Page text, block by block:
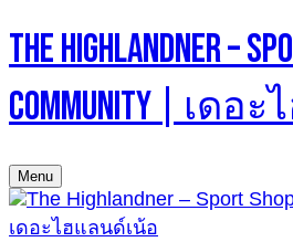
The Highlandner –
Community | เดอ
Menu